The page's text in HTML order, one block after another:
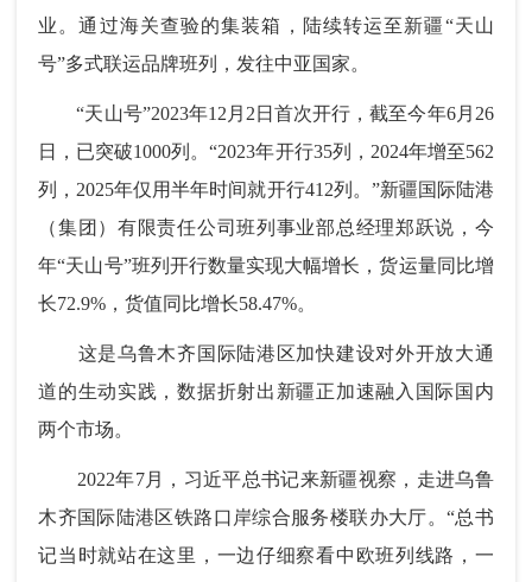
业。通过海关查验的集装箱，陆续转运至新疆“天山
号”多式联运品牌班列，发往中亚国家。
“天山号”2023年12月2日首次开行，截至今年6月26
日，已突破1000列。“2023年开行35列，2024年增至562
列，2025年仅用半年时间就开行412列。”新疆国际陆港
（集团）有限责任公司班列事业部总经理郑跃说，今
年“天山号”班列开行数量实现大幅增长，货运量同比增
长72.9%，货值同比增长58.47%。
这是乌鲁木齐国际陆港区加快建设对外开放大通
道的生动实践，数据折射出新疆正加速融入国际国内
两个市场。
2022年7月，习近平总书记来新疆视察，走进乌鲁
木齐国际陆港区铁路口岸综合服务楼联办大厅。“总书
记当时就站在这里，一边仔细察看中欧班列线路，一